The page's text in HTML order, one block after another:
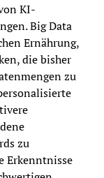
KI-
Big Data
Ernährung,
die bisher
zu
zu
Erkenntnisse